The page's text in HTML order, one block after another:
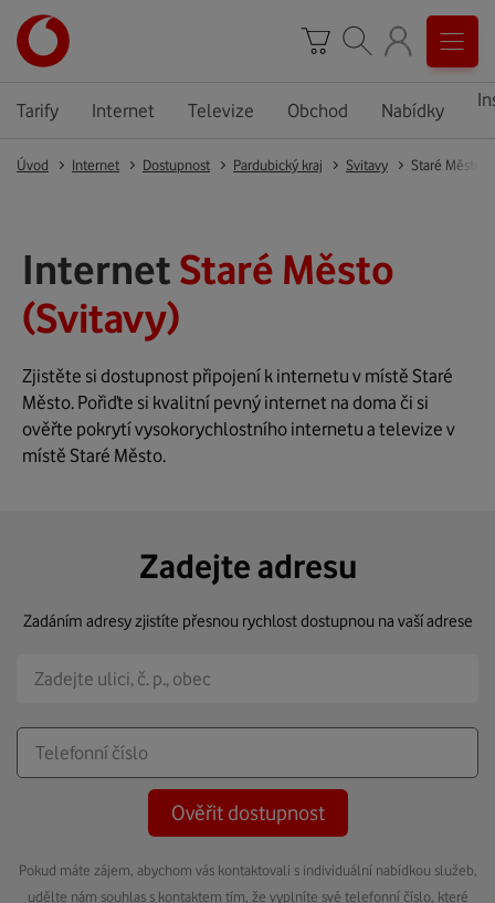
Tarify Internet Televize Obchod Nabídky
Úvod Internet Dostupnost Pardubický kraj Svitavy Staré Město
Internet Staré Město
(Svitavy)
Zjistěte si dostupnost připojení k internetu v místě Staré
Město. Pořiďte si kvalitní pevný internet na doma či si
ověřte pokrytí vysokorychlostního internetu a televize v
místě Staré Město.
Zadejte adresu
Zadáním adresy zjistíte přesnou rychlost dostupnou na vaší adrese
Ověřit dostupnost
Pokud máte zájem, abychom vás kontaktovali s individuální nabídkou služeb,
udělte nám souhlas s kontaktem tím, že vyplníte své telefonní číslo, které